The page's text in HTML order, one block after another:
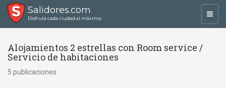
Salidores.com
Disfrutá cada ciudad al máximo
Alojamientos 2 estrellas con Room service /
Servicio de habitaciones
5 publicaciones